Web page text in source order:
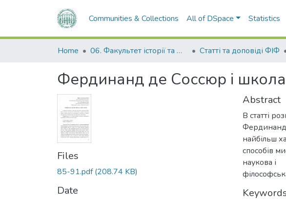
Communities & Collections All of DSpace Statistics
Home 06. Факультет історії та філософії Статті та доповіді ФІФ
Фердинанд де Cоссюр і школа
Files
85-91.pdf(208.74 KB)
Date
Abstract
В статті
найбільш
способів
наукова і